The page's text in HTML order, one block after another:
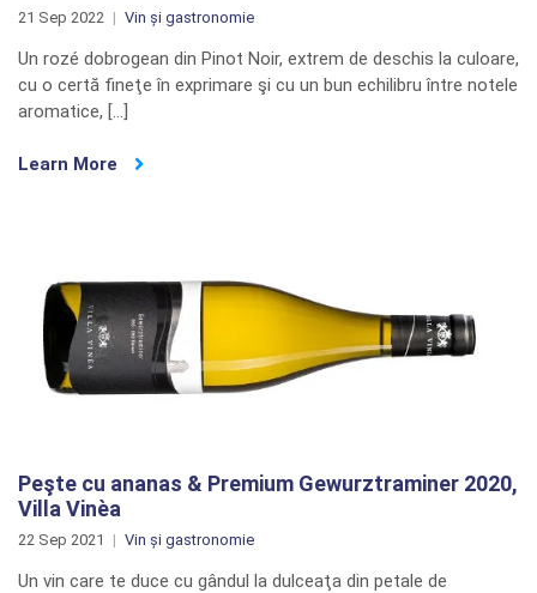
21 Sep 2022 Vin și gastronomie
Un rozé dobrogean din Pinot Noir, extrem de deschis la culoare,
cu o certă fineţe în exprimare şi cu un bun echilibru între notele
aromatice, […]
Learn More
Peşte cu ananas & Premium Gewurztraminer 2020,
Villa Vinèa
22 Sep 2021 Vin și gastronomie
Un vin care te duce cu gândul la dulceaţa din petale de